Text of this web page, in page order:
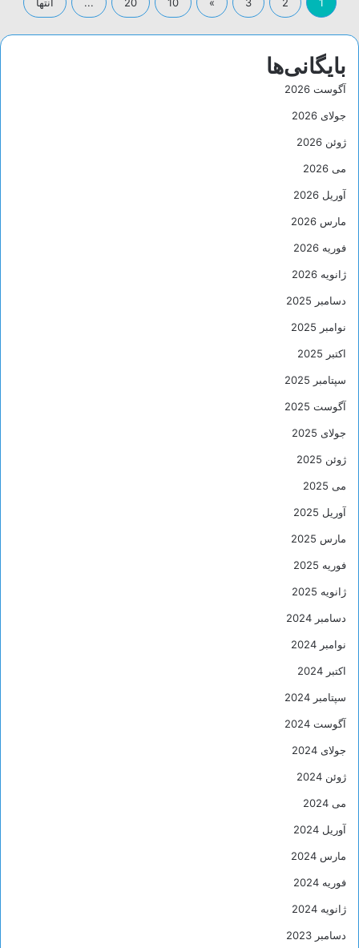
بایگانی‌ها
آگوست 2026
جولای 2026
ژوئن 2026
می 2026
آوریل 2026
مارس 2026
فوریه 2026
ژانویه 2026
دسامبر 2025
نوامبر 2025
اکتبر 2025
سپتامبر 2025
آگوست 2025
جولای 2025
ژوئن 2025
می 2025
آوریل 2025
مارس 2025
فوریه 2025
ژانویه 2025
دسامبر 2024
نوامبر 2024
اکتبر 2024
سپتامبر 2024
آگوست 2024
جولای 2024
ژوئن 2024
می 2024
آوریل 2024
مارس 2024
فوریه 2024
ژانویه 2024
دسامبر 2023